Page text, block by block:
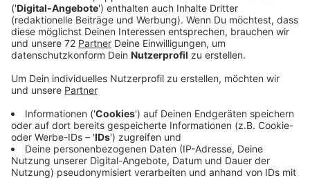
Normalerweise liegen ja mittlerweile an der Obsttheke
oder der Kasse Papiertüten als Alternative zu
Plastiktüten. Viele von Ihnen greifen da auch gerne zu,
um die Umwelt zu schonen. Beim Edeka-Markt
Kretschmer in Nottuln sind die Papiertüten im
Moment allerdings wegen der Lieferprobleme
vergriffen. Der Markt bietet Kunden Stoffbeutel als
umweltfreundliche Alternative an. Hier gibt es keine